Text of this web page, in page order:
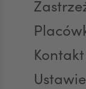
Kontakt